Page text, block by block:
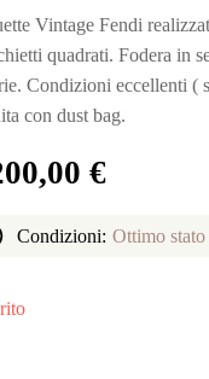
Vintage Fendi
quadrati. Fodera in
Condizioni eccellenti (
con dust bag.
€
Condizioni: Ottimo stato